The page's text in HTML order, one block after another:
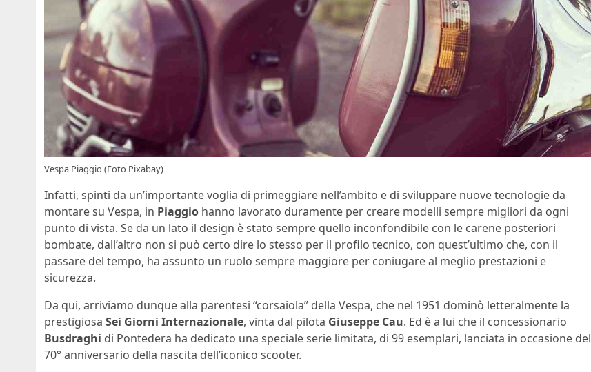
Vespa Piaggio (Foto Pixabay)
Infatti, spinti da un’importante voglia di primeggiare nell’ambito e di sviluppare nuove tecnologie da
montare su Vespa, in Piaggio hanno lavorato duramente per creare modelli sempre migliori da ogni
punto di vista. Se da un lato il design è stato sempre quello inconfondibile con le carene posteriori
bombate, dall’altro non si può certo dire lo stesso per il profilo tecnico, con quest’ultimo che, con il
passare del tempo, ha assunto un ruolo sempre maggiore per coniugare al meglio prestazioni e
sicurezza.
Da qui, arriviamo dunque alla parentesi “corsaiola” della Vespa, che nel 1951 dominò letteralmente la
prestigiosa Sei Giorni Internazionale, vinta dal pilota Giuseppe Cau. Ed è a lui che il concessionario
Busdraghi di Pontedera ha dedicato una speciale serie limitata, di 99 esemplari, lanciata in occasione del
70° anniversario della nascita dell’iconico scooter.